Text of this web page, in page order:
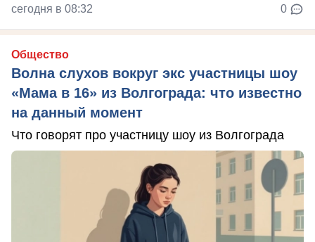
сегодня в 08:32 0
Общество
Волна слухов вокруг экс участницы шоу
«Мама в 16» из Волгограда: что известно
на данный момент
Что говорят про участницу шоу из Волгограда